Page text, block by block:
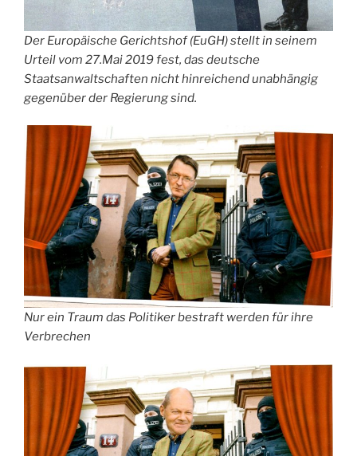
Der Europäische Gerichtshof (EuGH) stellt in seinem
Urteil vom 27.Mai 2019 fest, das deutsche
Staatsanwaltschaften nicht hinreichend unabhängig
gegenüber der Regierung sind.
Nur ein Traum das Politiker bestraft werden für ihre
Verbrechen